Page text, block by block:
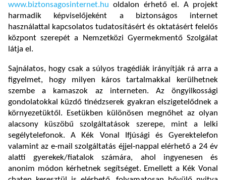
www.biztonsagosinternet.hu oldalon érhető el. A projekt
harmadik képviselőjeként a biztonságos internet
használattal kapcsolatos tudatosításért és oktatásért felelős
központ szerepét a Nemzetközi Gyermekmentő Szolgálat
látja el.
Sajnálatos, hogy csak a súlyos tragédiák irányítják rá arra a
figyelmet, hogy milyen káros tartalmakkal kerülhetnek
szembe a kamaszok az interneten. Az öngyilkossági
gondolatokkal küzdő tinédzserek gyakran elszigetelődnek a
környezetüktől. Esetükben különösen megnőhet az olyan
alacsony küszöbű szolgáltatások szerepe, mint a lelki
segélytelefonok. A Kék Vonal Ifjúsági és Gyerektelefon
valamint az e-mail szolgáltatás éjjel-nappal elérhető a 24 év
alatti gyerekek/fiatalok számára, ahol ingyenesen és
anonim módon kérhetnek segítséget. Emellett a Kék Vonal